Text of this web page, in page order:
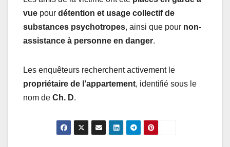
vue pour détention et usage collectif de
substances psychotropes, ainsi que pour non-
assistance à personne en danger.
Les enquêteurs recherchent activement le
propriétaire de l’appartement, identifié sous le
nom de Ch. D.